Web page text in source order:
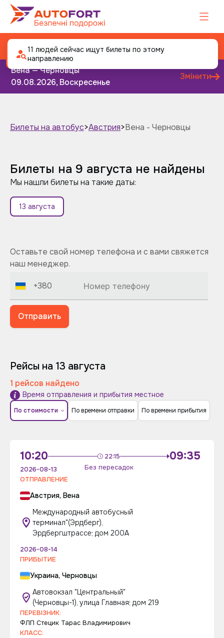
Автобус Вена - Черновцы
Вена — Черновцы
09.08.2026, Воскресенье
Змінити
Билеты на автобус>Австрия>Вена - Черновцы
Билеты на 9 августа не найдены
Мы нашли билеты на такие даты:
13 августа
Оставьте свой номер телефона и с вами свяжется
наш менеджер.
+380
Отправить
11 людей сейчас ищут билеты по этому
направлению
Рейсы на 13 августа
1 рейсов найдено
Время отправления и прибытия местное
По стоимости По времени отправки По времени прибытия
10:20 22:15
Без пересадок
09:35
2026-08-13
ОТПРАВЛЕНИЕ
Австрия, Вена
Международный автобусный
терминал"(Эрдберг),
Эрдбергштрассе; дом 200А
2026-08-14
ПРИБЫТИЕ
Украина, Черновцы
Автовокзал "Центральный"
(Черновцы-1), улица Главная; дом 219
ПЕРЕВІЗНИК:
ФЛП Стецик Тарас Владимирович
КЛАСС: